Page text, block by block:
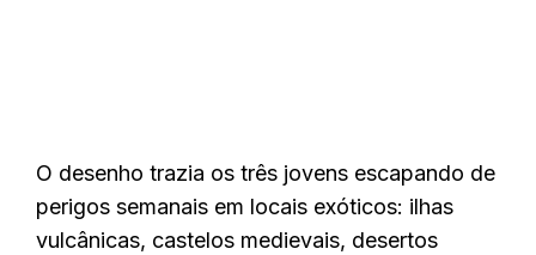
O desenho trazia os três jovens escapando de
perigos semanais em locais exóticos: ilhas
vulcânicas, castelos medievais, desertos